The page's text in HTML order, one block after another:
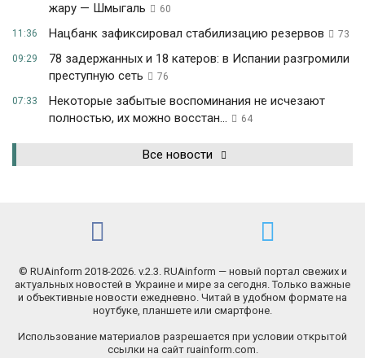
жару — Шмыгаль
60
11:36 Нацбанк зафиксировал стабилизацию резервов 73
09:29
78 задержанных и 18 катеров: в Испании разгромили
преступную сеть
76
07:33
Некоторые забытые воспоминания не исчезают
полностью, их можно восстан...
64
Все новости
© RUAinform 2018-2026. v.2.3. RUAinform — новый портал свежих и
актуальных новостей в Украине и мире за сегодня. Только важные
и объективные новости ежедневно. Читай в удобном формате на
ноутбуке, планшете или смартфоне.
Использование материалов разрешается при условии открытой
ссылки на сайт ruainform.com.